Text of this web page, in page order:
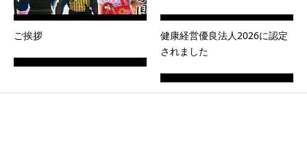
ご挨拶
健康経営優良法人2026に認定
されました